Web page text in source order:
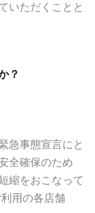
いただくことと
？
急事態宣言にと
全確保のため
縮をおこなって
用の各店舗